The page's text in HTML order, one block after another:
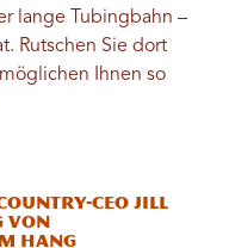
lange Tubingbahn –
Rutschen Sie dort
Ihnen so
CEO Jill
von
Hang